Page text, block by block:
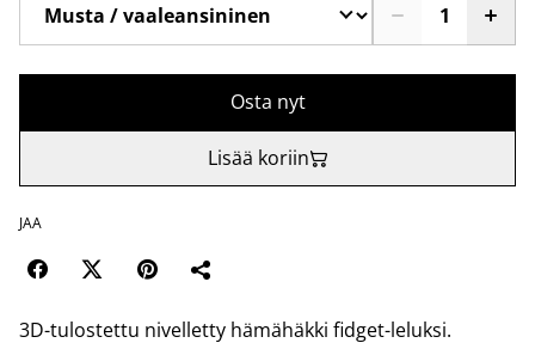
Osta nyt
Lisää koriin
JAA
3D-tulostettu nivelletty hämähäkki fidget-leluksi.